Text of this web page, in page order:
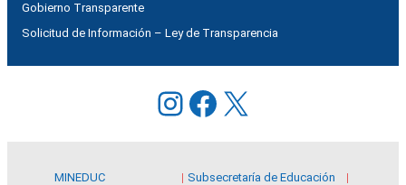
Gobierno Transparente
Solicitud de Información – Ley de Transparencia
Instagram
Facebook
X
MINEDUC
Subsecretaría de Educación